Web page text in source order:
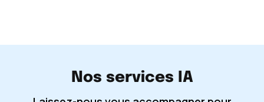
Nos services IA